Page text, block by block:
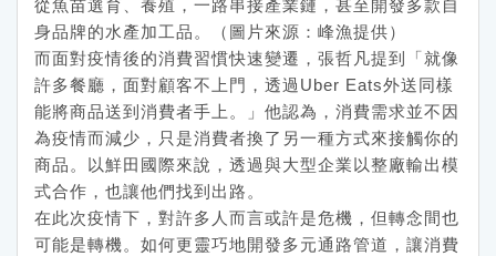
從魚苗選育、養殖，一路串接產業鏈，甚至開發多款自
身品牌的水產加工品。（圖片來源：峰漁提供）
而面對疫情後的消費習慣快速變遷，張哲凡提到「就像
許多餐廳，面對顧客不上門，透過Uber Eats外送同樣
能將商品送到消費者手上。」他認為，消費需求並不因
為疫情而減少，只是消費者換了另一種方式來接觸你的
商品。以鮮田國際來說，透過與大型企業以整廠輸出模
式合作，也讓他們找到出路。
在此次疫情下，對許多人而言或許是危機，但轉念間也
可能是轉機。如何更靈巧地開發多元通路管道，讓消費